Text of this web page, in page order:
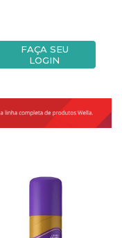
FAÇA SEU
LOGIN